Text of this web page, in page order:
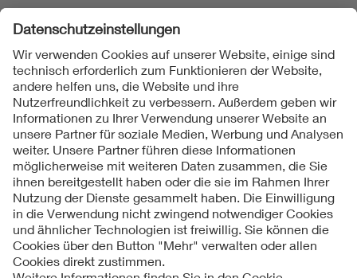
Folgen Sie uns
Kontakte
Service
Impressum